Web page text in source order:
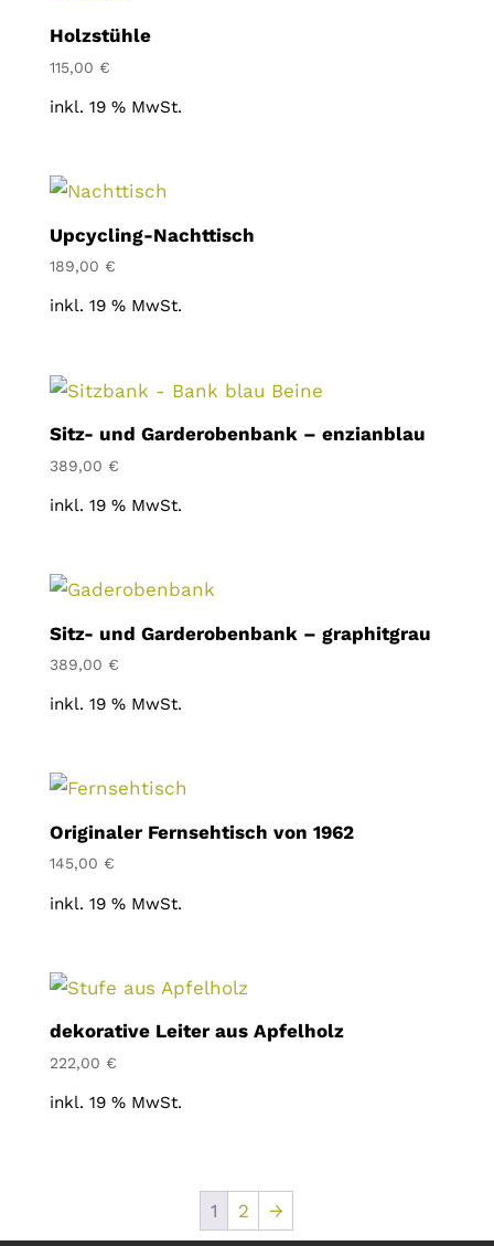
Holzstühle
115,00 €
inkl. 19 % MwSt.
Upcycling-Nachttisch
189,00 €
inkl. 19 % MwSt.
Sitz- und Garderobenbank – enzianblau
389,00 €
inkl. 19 % MwSt.
Sitz- und Garderobenbank – graphitgrau
389,00 €
inkl. 19 % MwSt.
Originaler Fernsehtisch von 1962
145,00 €
inkl. 19 % MwSt.
dekorative Leiter aus Apfelholz
222,00 €
inkl. 19 % MwSt.
1 2 →